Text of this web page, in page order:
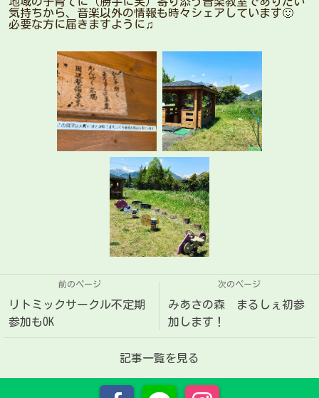
気持ちから、音楽以外の情報も時々シェアしています🙂
必要な方に届きますように♫
前のページ
リトミックサークル不定期
参加もOK
次のページ
みあさの森 まるしぇ初参
加します！
記事一覧を見る